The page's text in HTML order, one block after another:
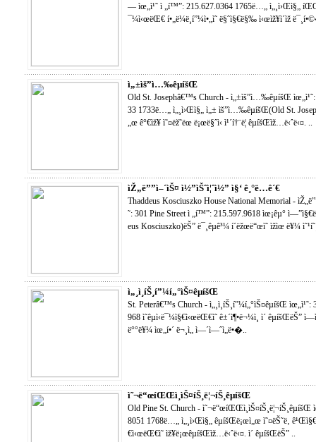
— ìœ„ì¹˜ ì „í™”: 215.627.0364 1765ë…„ ì„¸ì›Œì§„
¯¼ì‹œëŒ€ í•„ë¼ë¸í”¼ì•„ì˜ ë§ˆì§€ë§‰ ì‹œìž¥ì´ìž
ì„±ìš”ì…‰êµíšŒ
Old St. Josephâ€™s Church - ì„±ìš”ì…‰êµíšŒ
33 1733ë…„ ì„¸ì›Œì§„ ì„± ìš”ì…‰êµíšŒ(Old St.
„œ ê°€ìž¥ ì˜¤ëž˜ëœ ë¡œë§ˆì‹ ì¹´í†¨ë¦­ êµíšŒìž…ë‹ˆë‹¤. ..
ìŽ„ë””ì–´ìŠ¤ ì½”ìŠˆì¦ˆì½” ì§‘ ê¸°ë…ê´€
Thaddeus Kosciuszko House National Memorial -
˜: 301 Pine Street ì „í™”: 215.597.9618 ìœ¡êµ°
eus Kosciuszko)ëŠ” ë¯¸êµ­ê³¼ í´ëžœë“œì˜ ìžìœ ë¥¼
ì„¸ì¸íŠ¸í”¼í„°ìŠ¤êµíšŒ
St. Peterâ€™s Church - ì„¸ì¸íŠ¸í”¼í„°ìŠ¤êµíšŒ
968 ì˜êµ­ì‹ë¯¼ì§€ì‹œëŒ€ì˜ ê±´ì¶•ë¬¼ì¸ ì´ êµíšŒëŠ”
ë°°ë¥¼ ìœ„í•´ ë¬¸ì„ ì—´ì—ˆì„ë•�..
ì˜¬ë“œíŒŒì¸ìŠ¤íŠ¸ë¦¬íŠ¸êµíšŒ
Old Pine St. Church -
8051 1768ë…„ ì„¸ì›Œì§„ êµíšŒë¡œì„œ ì˜¤ëŠ˜ë‚ ê¹Œì§€
€ì‹œëŒ€ì˜ ìž¥ë¡œêµíšŒìž…ë‹ˆë‹¤. ì´ êµíšŒëŠ” ..